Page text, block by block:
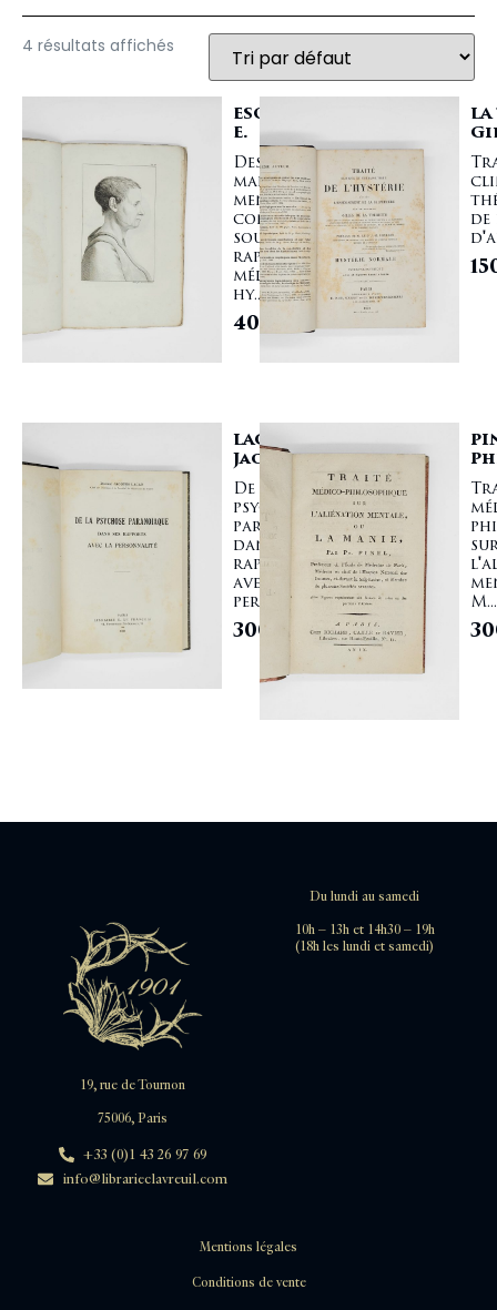
4 résultats affichés
ESQUIROL
E.
Des
maladies
mentales
considérées
sous les
rapports
médical,
hy...
4000,00€
LA
LACAN
Jacques
De la
psychose
paranoïaque
dans ses
rapports
avec la
personnali...
3000,00€
M...
Du lundi au samedi
10h – 13h et 14h30 – 19h
(18h les lundi et samedi)
19, rue de Tournon
75006, Paris
+33 (0)1 43 26 97 69
info@librarieclavreuil.com
Mentions légales
Conditions de vente